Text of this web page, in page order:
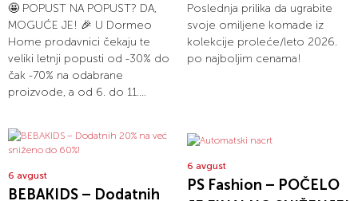
🤩 POPUST NA POPUST? DA,
MOGUĆE JE! 🎉 U Dormeo
Home prodavnici čekaju te
veliki letnji popusti od -30% do
čak -70% na odabrane
proizvode, a od 6. do 11....
Poslednja prilika da ugrabite
svoje omiljene komade iz
kolekcije proleće/leto 2026.
po najboljim cenama!
6 avgust
BEBAKIDS – Dodatnih
6 avgust
PS Fashion – POČELO